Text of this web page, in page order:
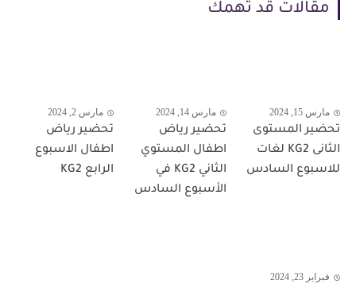
مقالات قد تهمك
مارس 15, 2024
تحضير المستوى
الثانى KG2 لغات
للاسبوع السادس
مارس 14, 2024
تحضير رياض
اطفال المستوي
الثاني KG2 في
الأسبوع السادس
مارس 2, 2024
تحضير رياض
اطفال الاسبوع
الرابع KG2
فبراير 23, 2024